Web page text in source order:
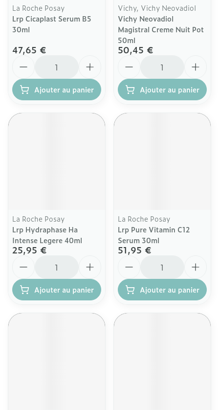
La Roche Posay
Lrp Cicaplast Serum B5
30ml
47,65 €
Ajouter au panier
Vichy, Vichy Neovadiol
Vichy Neovadiol
Magistral Creme Nuit Pot
50ml
50,45 €
Ajouter au panier
La Roche Posay
Lrp Hydraphase Ha
Intense Legere 40ml
25,95 €
Ajouter au panier
La Roche Posay
Lrp Pure Vitamin C12
Serum 30ml
51,95 €
Ajouter au panier